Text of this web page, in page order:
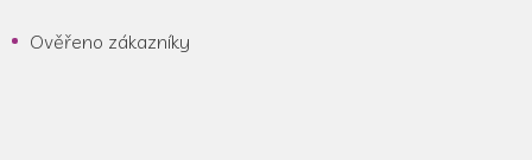
Ověřeno zákazníky